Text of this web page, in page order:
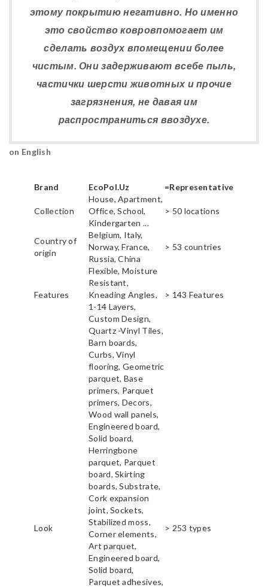
этому покрытию негативно. Но именно
это свойство ковровпомогает им
сделать воздух впомещении более
чистым. Они задерживают всебе пыль,
частички шерсти животных и прочие
загрязнения, не давая им
распространиться ввоздухе.
on English
Brand EcoPol.Uz =Representative
Collection
House, Apartment,
Office, School,
Kindergarten ...
> 50 locations
Country of
origin
Belgium, Italy,
Norway, France,
Russia, China
> 53 countries
Features
Flexible, Moisture
Resistant,
Kneading Angles,
1-14 Layers,
Custom Design,
> 143 Features
Look
Quartz -Vinyl Tiles,
Barn boards,
Curbs, Vinyl
flooring, Geometric
parquet, Base
primers, Parquet
primers, Decors,
Wood wall panels,
Engineered board,
Solid board,
Herringbone
parquet, Parquet
board, Skirting
boards, Substrate,
Cork expansion
joint, Sockets,
Stabilized moss,
Corner elements,
Art parquet,
Engineered board,
Solid board,
Parquet adhesives,
> 253 types